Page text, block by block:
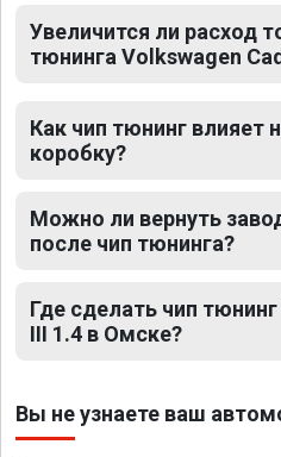
Увеличится ли расход
тюнинга Volkswagen
Как чип тюнинг влияет
коробку?
Можно ли вернуть
после чип тюнинга?
Где сделать чип
III 1.4 в Омске?
Вы не узнаете ваш